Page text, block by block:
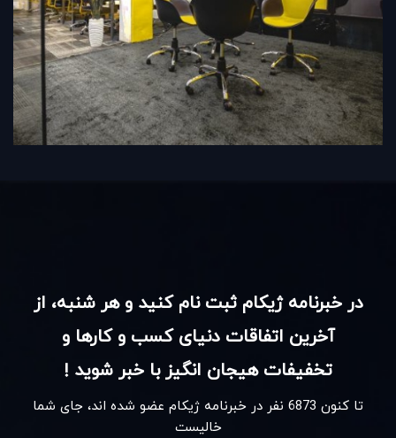
در خبرنامه ژیکام ثبت نام کنید و هر شنبه، از
آخرین اتفاقات دنیای کسب و کارها و
تخفیفات هیجان انگیز با خبر شوید !
تا کنون 6873نفر در خبرنامه ژیکام عضو شده اند، جای شما
خالیست